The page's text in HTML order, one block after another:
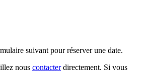
suivant pour réserver une date.
nous contacterdirectement. Si vous